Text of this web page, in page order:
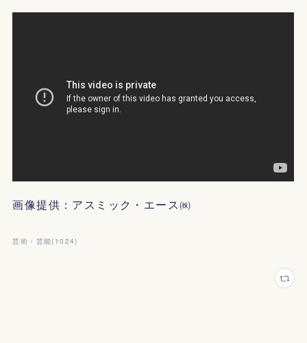
画像提供：アスミック・エース㈱
芸術・芸能( 1024)